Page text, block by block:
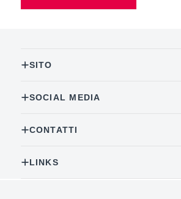
SITO
SOCIAL MEDIA
CONTATTI
LINKS